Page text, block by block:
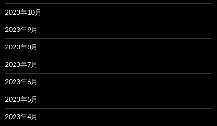
2023年10月
2023年9月
2023年8月
2023年7月
2023年6月
2023年5月
2023年4月